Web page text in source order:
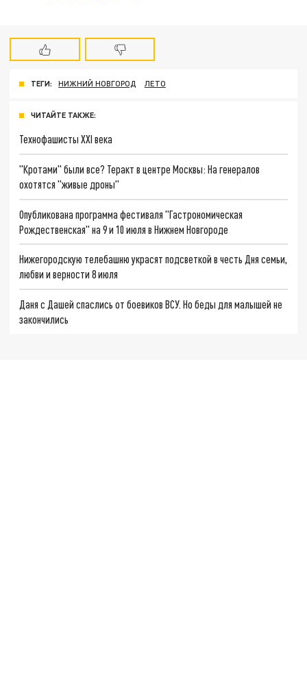
ТЕГИ: НИЖНИЙ НОВГОРОД ЛЕТО
ЧИТАЙТЕ ТАКЖЕ:
Технофашисты XXI века
"Кротами" были все? Теракт в центре Москвы: На генералов
охотятся "живые дроны"
Опубликована программа фестиваля "Гастрономическая
Рождественская" на 9 и 10 июля в Нижнем Новгороде
Нижегородскую телебашню украсят подсветкой в честь Дня семьи,
любви и верности 8 июля
Даня с Дашей спаслись от боевиков ВСУ. Но беды для малышей не
закончились